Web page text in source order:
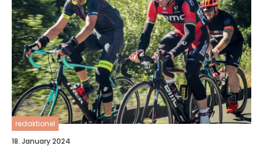
redaktionel
18. January 2024